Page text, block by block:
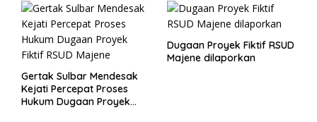
Gertak Sulbar Mendesak
Kejati Percepat Proses
Hukum Dugaan Proyek
Dugaan Proyek Fiktif RSUD
Majene dilaporkan